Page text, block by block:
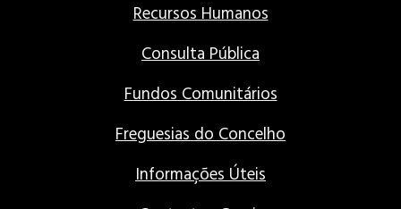
Recursos Humanos
Consulta Pública
Fundos Comunitários
Freguesias do Concelho
Informações Úteis